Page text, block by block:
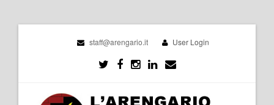
staff@arengario.it User Login